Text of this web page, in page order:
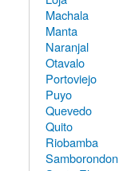
Machala
Manta
Naranjal
Otavalo
Portoviejo
Puyo
Quevedo
Quito
Riobamba
Samborondon